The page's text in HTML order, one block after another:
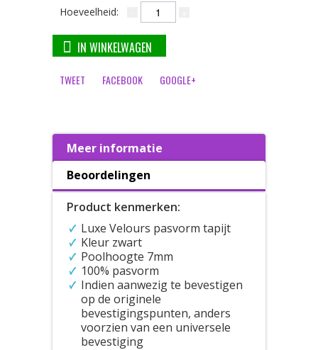
Hoeveelheid:
IN WINKELWAGEN
TWEET FACEBOOK GOOGLE+
Meer informatie
Beoordelingen
Product kenmerken:
Luxe Velours pasvorm tapijt
Kleur zwart
Poolhoogte 7mm
100% pasvorm
Indien aanwezig te bevestigen
op de originele
bevestigingspunten, anders
voorzien van een universele
bevestiging